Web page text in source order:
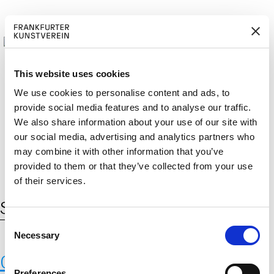
This website uses cookies
We use cookies to personalise content and ads, to
provide social media features and to analyse our traffic.
We also share information about your use of our site with
our social media, advertising and analytics partners who
may combine it with other information that you’ve
provided to them or that they’ve collected from your use
of their services.
C
s
Necessary
M
ITGLIED W
ERD
EN
Cerca: DE EN
Schlagwort:Beaufort Skala
Offert Albers